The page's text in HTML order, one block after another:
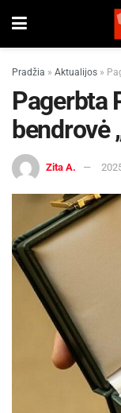
Pradžia » Aktualijos »
Pagerbta
bendrovė
Zita A.